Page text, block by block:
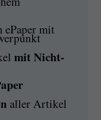
mit
mitNicht-
aller Artikel